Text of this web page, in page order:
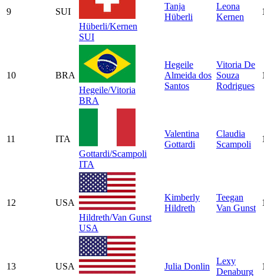
9
SUI
Hüberli/Kernen
SUI
Tanja
Hüberli
Leona
Kernen
10
BRA
Hegeile/Vitoria
BRA
Hegeile
Almeida dos
Santos
Vitoria De
Souza
Rodrigues
11
ITA
Gottardi/Scampoli
ITA
Valentina
Gottardi
Claudia
Scampoli
12
USA
Hildreth/Van Gunst
USA
Kimberly
Hildreth
Teegan
Van Gunst
13
USA
Julia Donlin
Lexy
Denaburg